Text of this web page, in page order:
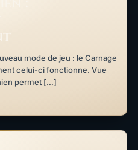
mode de jeu : le Carnage
celui-ci fonctionne. Vue
permet […]
5.7 de Genshin Impact